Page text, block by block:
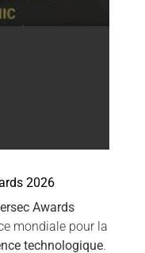
2026
Awards
mondiale pour la
technologique.